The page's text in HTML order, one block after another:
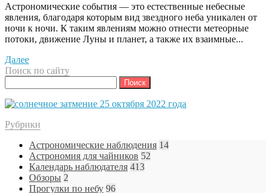
Астрономические события — это естественные небесные
явления, благодаря которым вид звездного неба уникален от
ночи к ночи. К таким явлениям можно отнести метеорные
потоки, движение Луны и планет, а также их взаимные...
Далее
Поиск по сайту
Рубрики
Астрономические наблюдения 14
Астрономия для чайников 52
Календарь наблюдателя 413
Обзоры 2
Прогулки по небу 96